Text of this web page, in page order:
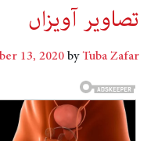
تصاویر آویزاں
13, 2020byTuba Zafar